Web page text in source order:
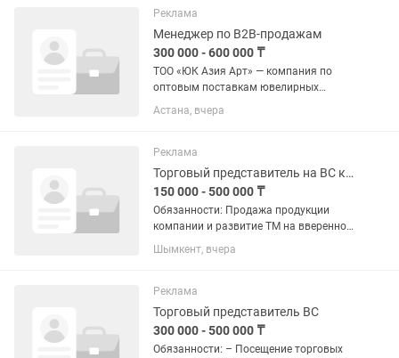
презентация, доведение до покупки,...
Реклама
Менеджер по B2B-продажам
300 000 - 600 000 ₸
ТОО «ЮК Азия Арт» — компания по
оптовым поставкам ювелирных
изделий из серебра. Мы работаем с
серебряными украшениями, изделиями
камнями и современной бижутерией.
Наша...
Астана, вчера
Реклама
Торговый представитель на BC канал
150 000 - 500 000 ₸
Обязанности: Продажа продукции
компании и развитие ТМ на вверенной
территории Обеспечение выполнения
плана по объему продаж Заключение
переговоров о размещении...
Шымкент, вчера
Реклама
Торговый представитель ВС
300 000 - 500 000 ₸
Обязанности: – Посещение торговых